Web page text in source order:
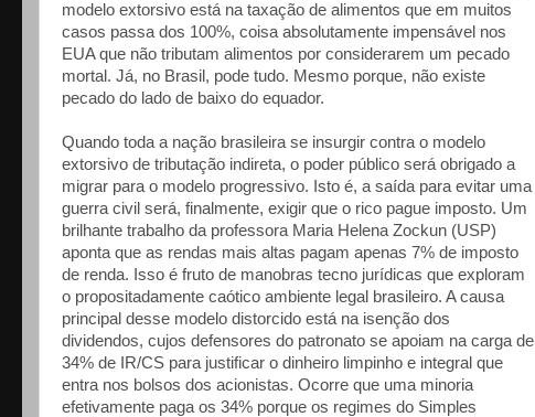
modelo extorsivo está na taxação de alimentos que em muitos
casos passa dos 100%, coisa absolutamente impensável nos
EUA que não tributam alimentos por considerarem um pecado
mortal. Já, no Brasil, pode tudo. Mesmo porque, não existe
pecado do lado de baixo do equador.
Quando toda a nação brasileira se insurgir contra o modelo
extorsivo de tributação indireta, o poder público será obrigado a
migrar para o modelo progressivo. Isto é, a saída para evitar uma
guerra civil será, finalmente, exigir que o rico pague imposto. Um
brilhante trabalho da professora Maria Helena Zockun (USP)
aponta que as rendas mais altas pagam apenas 7% de imposto
de renda. Isso é fruto de manobras tecno jurídicas que exploram
o propositadamente caótico ambiente legal brasileiro. A causa
principal desse modelo distorcido está na isenção dos
dividendos, cujos defensores do patronato se apoiam na carga de
34% de IR/CS para justificar o dinheiro limpinho e integral que
entra nos bolsos dos acionistas. Ocorre que uma minoria
efetivamente paga os 34% porque os regimes do Simples